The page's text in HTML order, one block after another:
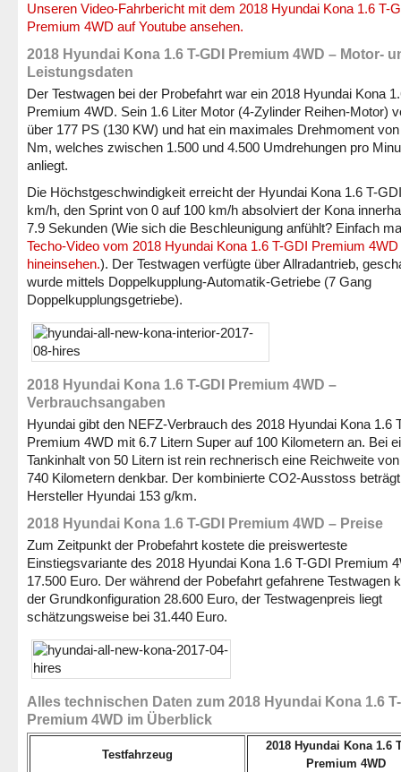
Unseren Video-Fahrbericht mit dem 2018 Hyundai Kona 1.6 T-
Premium 4WD auf Youtube ansehen.
2018 Hyundai Kona 1.6 T-GDI Premium 4WD – Motor-
Leistungsdaten
Der Testwagen bei der Probefahrt war ein 2018 Hyundai Kona
Premium 4WD. Sein 1.6 Liter Motor (4-Zylinder Reihen-Motor)
über 177 PS (130 KW) und hat ein maximales Drehmoment
Nm, welches zwischen 1.500 und 4.500 Umdrehungen pro
anliegt.
Die Höchstgeschwindigkeit erreicht der Hyundai Kona 1.6 T-
km/h, den Sprint von 0 auf 100 km/h absolviert der Kona
7.9 Sekunden (Wie sich die Beschleunigung anfühlt? Einfach
Techo-Video vom 2018 Hyundai Kona 1.6 T-GDI Premium 4WD
hineinsehen.). Der Testwagen verfügte über Allradantrieb,
wurde mittels Doppelkupplung-Automatik-Getriebe (7 Gang
Doppelkupplungsgetriebe).
2018 Hyundai Kona 1.6 T-GDI Premium 4WD –
Verbrauchsangaben
Hyundai gibt den NEFZ-Verbrauch des 2018 Hyundai Kona 1.6
Premium 4WD mit 6.7 Litern Super auf 100 Kilometern an. Bei
Tankinhalt von 50 Litern ist rein rechnerisch eine Reichweite
740 Kilometern denkbar. Der kombinierte CO2-Ausstoss
Hersteller Hyundai 153 g/km.
2018 Hyundai Kona 1.6 T-GDI Premium 4WD – Preise
Zum Zeitpunkt der Probefahrt kostete die preiswerteste
Einstiegsvariante des 2018 Hyundai Kona 1.6 T-GDI Premium
17.500 Euro. Der während der Pobefahrt gefahrene Testwagen
der Grundkonfiguration 28.600 Euro, der Testwagenpreis liegt
schätzungsweise bei 31.440 Euro.
Alles technischen Daten zum 2018 Hyundai Kona 1.6
Premium 4WD im Überblick
Testfahrzeug
2018 Hyundai Kona 1.6
Premium 4WD